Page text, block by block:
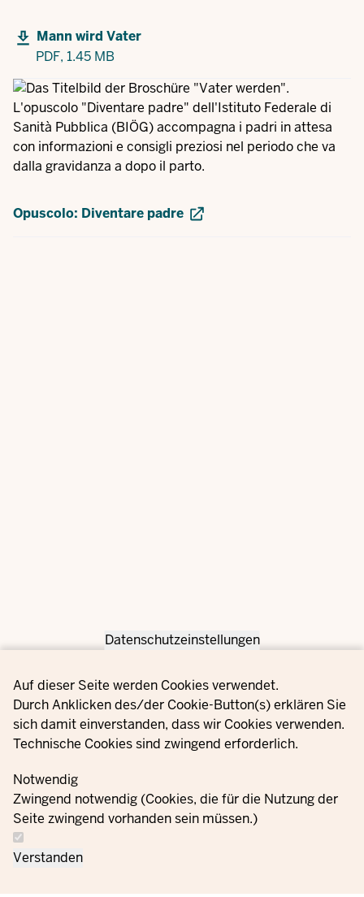
Privacy settings
Datenschutzeinstellungen
Auf dieser Seite werden Cookies verwendet.
Durch Anklicken des/der Cookie-Button(s) erklären Sie
sich damit einverstanden, dass wir Cookies verwenden.
Technische Cookies sind zwingend erforderlich.
Notwendig
Zwingend notwendig (Cookies, die für die Nutzung der
Seite zwingend vorhanden sein müssen.)
Verstanden
Mann wird Vater
PDF, 1.45 MB
L'opuscolo "Diventare padre" dell'Istituto Federale di
Sanità Pubblica (BIÖG) accompagna i padri in attesa
con informazioni e consigli preziosi nel periodo che va
dalla gravidanza a dopo il parto.
Opuscolo: Diventare padre